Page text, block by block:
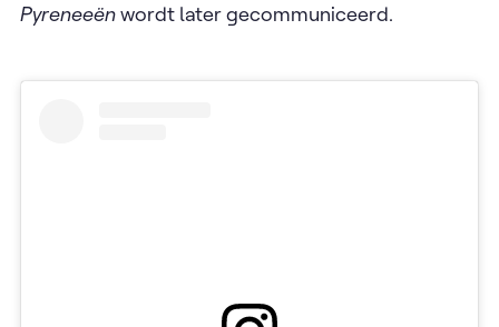
Pyreneeënwordt later gecommuniceerd.